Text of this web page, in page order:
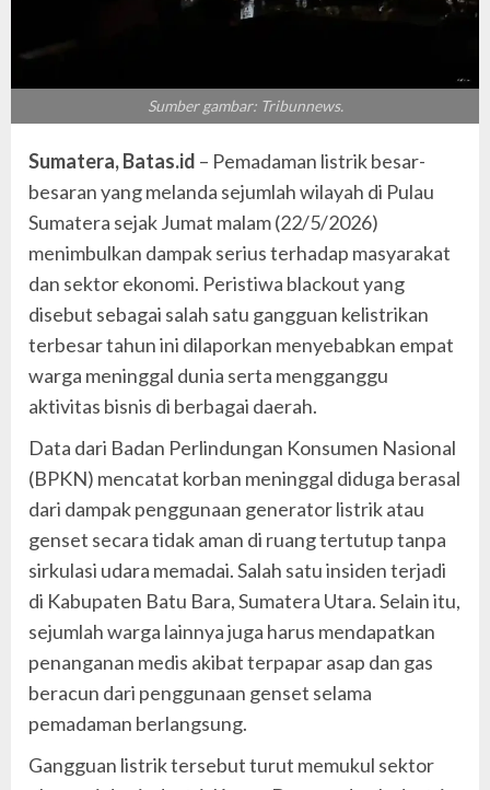
Sumber gambar: Tribunnews.
Sumatera, Batas.id – Pemadaman listrik besar-
besaran yang melanda sejumlah wilayah di Pulau
Sumatera sejak Jumat malam (22/5/2026)
menimbulkan dampak serius terhadap masyarakat
dan sektor ekonomi. Peristiwa blackout yang
disebut sebagai salah satu gangguan kelistrikan
terbesar tahun ini dilaporkan menyebabkan empat
warga meninggal dunia serta mengganggu
aktivitas bisnis di berbagai daerah.
Data dari Badan Perlindungan Konsumen Nasional
(BPKN) mencatat korban meninggal diduga berasal
dari dampak penggunaan generator listrik atau
genset secara tidak aman di ruang tertutup tanpa
sirkulasi udara memadai. Salah satu insiden terjadi
di Kabupaten Batu Bara, Sumatera Utara. Selain itu,
sejumlah warga lainnya juga harus mendapatkan
penanganan medis akibat terpapar asap dan gas
beracun dari penggunaan genset selama
pemadaman berlangsung.
Gangguan listrik tersebut turut memukul sektor